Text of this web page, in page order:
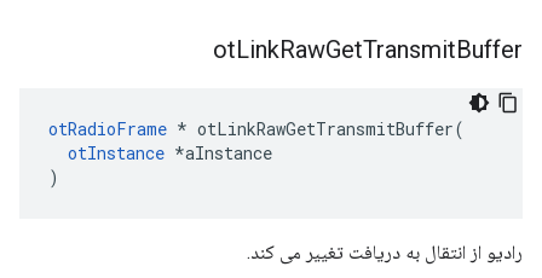
otLinkRawGetTransmitBuffer
otRadioFrame * otLinkRawGetTransmitBuffer(
otInstance *aInstance
)
رادیو از انتقال به دریافت تغییر می کند.